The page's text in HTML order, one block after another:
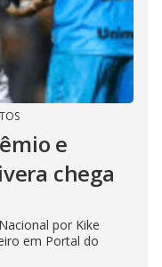
e
chega
por Kike
em Portal do